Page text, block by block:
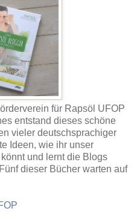
für Rapsöl UFOP
entstand dieses schöne
vieler deutschsprachiger
Ideen, wie ihr unser
und lernt die Blogs
dieser Bücher warten auf